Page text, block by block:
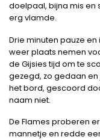
doelpaal, bijna mis en
erg vlamde.
Drie minuten pauze
weer plaats nemen
de Gijsies tijd om te
gezegd, zo gedaan en
het bord, gescoord
naam niet.
De Flames proberen
mannetje en redde